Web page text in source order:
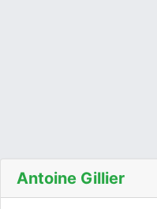
Antoine Gillier